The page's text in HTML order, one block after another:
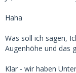
Sie braucht etwas,
Uni-Unterlagen,
Haha
Was soll ich sagen,
Augenhöhe und das
Klar - wir haben